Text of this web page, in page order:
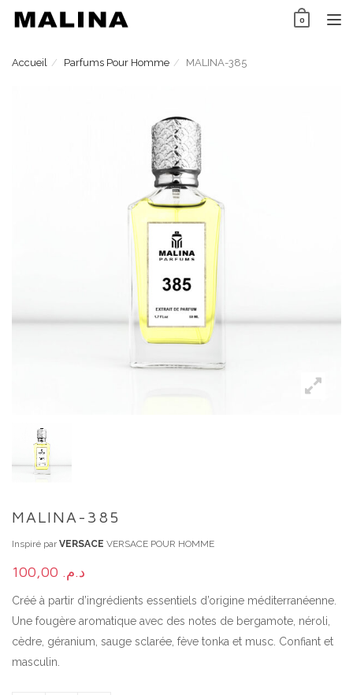
0
Accueil Parfums Pour Homme MALINA-385
MALINA-385
Inspiré parVERSACE VERSACE POUR HOMME
د.م.
Créé à partir d’ingrédients essentiels d’origine méditerranéenne.
Une fougère aromatique avec des notes de bergamote, néroli,
cèdre, géranium, sauge sclarée, fève tonka et musc. Confiant et
masculin.